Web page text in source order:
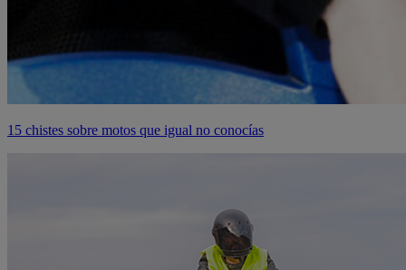
15 chistes sobre motos que igual no conocías